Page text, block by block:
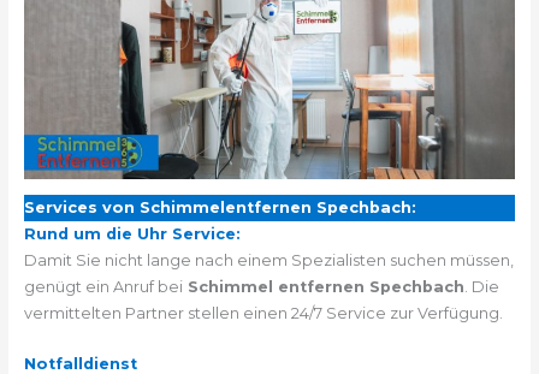
Services von Schimmelentfernen Spechbach:
Rund um die Uhr Service:
Damit Sie nicht lange nach einem Spezialisten suchen müssen,
genügt ein Anruf bei Schimmel entfernen Spechbach . Die
vermittelten Partner stellen einen 24/7 Service zur Verfügung.
Notfalldienst